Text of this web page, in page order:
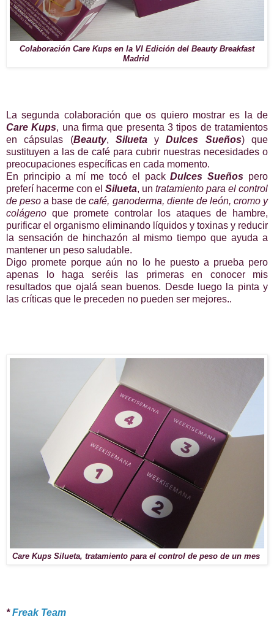
Colaboración Care Kups en la VI Edición del Beauty Breakfast
Madrid
La segunda colaboración que os quiero mostrar es la de
Care Kups, una firma que presenta 3 tipos de tratamientos
en cápsulas (Beauty, SiluetayDulces Sueños) que
sustituyen a las de café para cubrir nuestras necesidades o
preocupaciones específicas en cada momento.
En principio a mí me tocó el packDulces Sueños pero
preferí hacerme con el Silueta, un tratamiento para el control
de peso a base decafé, ganoderma, diente de león, cromo y
colágeno que promete controlar los ataques de hambre,
purificar el organismo eliminando líquidos y toxinas y reducir
la sensación de hinchazón al mismo tiempo que ayuda a
mantener un peso saludable.
Digo promete porque aún no lo he puesto a prueba pero
apenas lo haga seréis las primeras en conocer mis
resultados que ojalá sean buenos. Desde luego la pinta y
las críticas que le preceden no pueden ser mejores..
Care Kups Silueta, tratamiento para el control de peso de un mes
*Freak Team